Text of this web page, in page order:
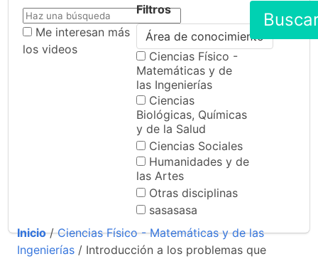
Me interesan más
los videos
Filtros
Área de conocimiento
Ciencias Físico -
Matemáticas y de
las Ingenierías
Ciencias
Biológicas, Químicas
y de la Salud
Ciencias Sociales
Humanidades y de
las Artes
Otras disciplinas
sasasasa
Inicio/Ciencias Físico - Matemáticas y de las
Ingenierías / Introducción a los problemas que